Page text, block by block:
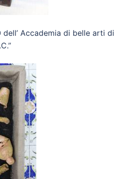
dell’ Accademia di belle arti di